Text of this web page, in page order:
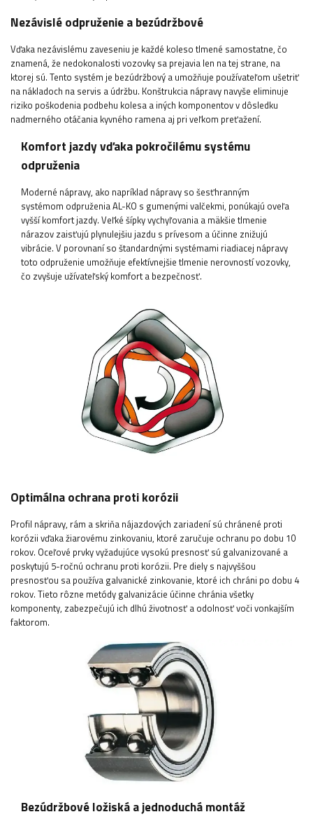
Nezávislé odpruženie a bezúdržbové
Vďaka nezávislému zaveseniu je každé koleso tlmené samostatne, čo
znamená, že nedokonalosti vozovky sa prejavia len na tej strane, na
ktorej sú. Tento systém je bezúdržbový a umožňuje používateľom ušetriť
na nákladoch na servis a údržbu. Konštrukcia nápravy navyše eliminuje
riziko poškodenia podbehu kolesa a iných komponentov v dôsledku
nadmerného otáčania kyvného ramena aj pri veľkom preťažení.
Komfort jazdy vďaka pokročilému systému
odpruženia
Moderné nápravy, ako napríklad nápravy so šesťhranným
systémom odpruženia AL-KO s gumenými valčekmi, ponúkajú oveľa
vyšší komfort jazdy. Veľké šípky vychyľovania a mäkšie tlmenie
nárazov zaisťujú plynulejšiu jazdu s prívesom a účinne znižujú
vibrácie. V porovnaní so štandardnými systémami riadiacej nápravy
toto odpruženie umožňuje efektívnejšie tlmenie nerovností vozovky,
čo zvyšuje užívateľský komfort a bezpečnosť.
Optimálna ochrana proti korózii
Profil nápravy, rám a skriňa nájazdových zariadení sú chránené proti
korózii vďaka žiarovému zinkovaniu, ktoré zaručuje ochranu po dobu 10
rokov. Oceľové prvky vyžadujúce vysokú presnosť sú galvanizované a
poskytujú 5-ročnú ochranu proti korózii. Pre diely s najvyššou
presnosťou sa používa galvanické zinkovanie, ktoré ich chráni po dobu 4
rokov. Tieto rôzne metódy galvanizácie účinne chránia všetky
komponenty, zabezpečujú ich dlhú životnosť a odolnosť voči vonkajším
faktorom.
Bezúdržbové ložiská a jednoduchá montáž